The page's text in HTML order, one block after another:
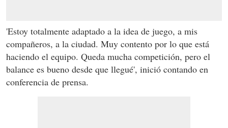
'Estoy totalmente adaptado a la idea de juego, a mis
compañeros, a la ciudad. Muy contento por lo que está
haciendo el equipo. Queda mucha competición, pero el
balance es bueno desde que llegué', inició contando en
conferencia de prensa.